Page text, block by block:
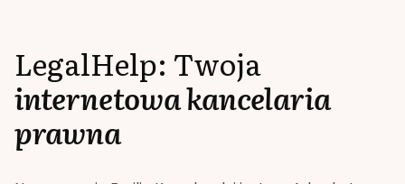
LegalHelp: Twoja
internetowa kancelaria
prawna